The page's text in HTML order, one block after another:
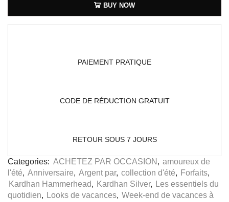
BUY NOW
PAIEMENT PRATIQUE
CODE DE RÉDUCTION GRATUIT
RETOUR SOUS 7 JOURS
Categories: ACHETEZ PAR OCCASION , amoureux de
l'été, Anniversaire, Argent par, collection d'été, Forfaits,
Kardhan Hammerhead, Kardhan Silver, Les essentiels du
quotidien, Looks de vacances, Week-end de vacances à